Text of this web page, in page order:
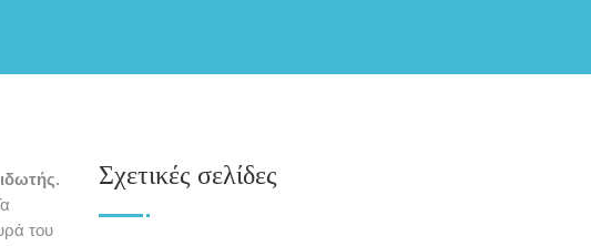
.
του
Σχετικές σελίδες